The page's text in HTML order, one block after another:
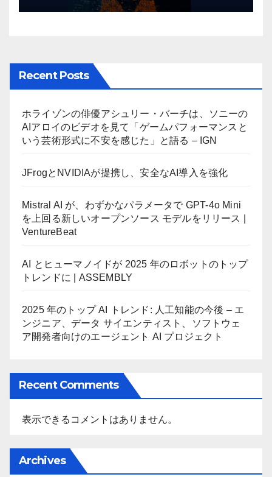
Recent Posts
ホライゾンの俳優アシュリー・バーチは、ソニーの
AIアロイのビデオを見て「ゲームパフォーマンスと
いう芸術形式に不安を感じた」と語る – IGN
JFrogとNVIDIAが提携し、安全なAI導入を強化
Mistral AI が、わずかなパラメータで GPT-4o Mini
を上回る新しいオープンソース モデルをリリース |
VentureBeat
AI とヒューマノイドが 2025 年のロボットのトップ
トレンドに | ASSEMBLY
2025 年のトップ AI トレンド: 人工知能の今後 – エ
ンジニア、データ サイエンティスト、ソフトウェ
ア開発者向けのエージェント AI プロジェクト
Recent Comments
表示できるコメントはありません。
Archives